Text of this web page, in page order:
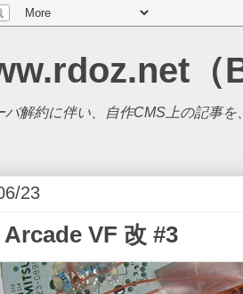
（
解約に伴い、自作CMS上の記事を
23
Arcade VF 改 #3